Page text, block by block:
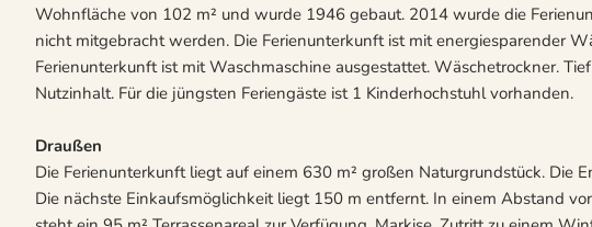
Wohnfläche von 102 m² und wurde 1946 gebaut. 2014 wurde die
nicht mitgebracht werden. Die Ferienunterkunft ist mit energiesparender
Ferienunterkunft ist mit Waschmaschine ausgestattet. Wäschetrockner.
Nutzinhalt. Für die jüngsten Feriengäste ist 1 Kinderhochstuhl vorhanden.
Draußen
Die Ferienunterkunft liegt auf einem 630 m² großen Naturgrundstück. Die
Die nächste Einkaufsmöglichkeit liegt 150 m entfernt. In einem Abstand